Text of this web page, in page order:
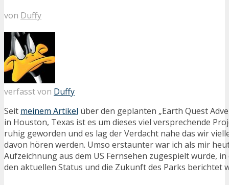
von Duffy
verfasst von Duffy
Seit meinem Artikel über den geplanten „Earth Quest
in Houston, Texas ist es um dieses viel versprechende
ruhig geworden und es lag der Verdacht nahe das wir
davon hören werden. Umso erstaunter war ich als mir
Aufzeichnung aus dem US Fernsehen zugespielt wurde,
den aktuellen Status und die Zukunft des Parks berichtet